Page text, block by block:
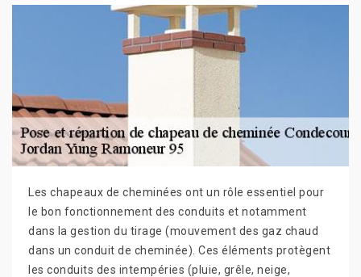
Les chapeaux de cheminées ont un rôle essentiel pour
le bon fonctionnement des conduits et notamment
dans la gestion du tirage (mouvement des gaz chaud
dans un conduit de cheminée). Ces éléments protègent
les conduits des intempéries (pluie, grêle, neige,